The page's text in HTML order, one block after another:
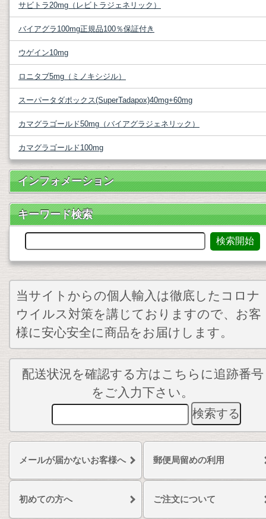
サビトラ20mg（レビトラジェネリック）
バイアグラ100mg正規品100％保証付き
ウゲイン10mg
ロニタブ5mg（ミノキシジル）
スーパータダポックス(SuperTadapox)40mg+60mg
カマグラゴールド50mg（バイアグラジェネリック）
カマグラゴールド100mg
インフォメーション
キーワード検索
当サイトからの個人輸入は徹底したコロナ
ウイルス対策を講じておりますので、お客
様に安心安全に商品をお届けします。
配送状況を確認する方はこちらに追跡番号
をご入力下さい。
メールが届かないお客様へ 郵便局留めの利用
初めての方へ ご注文について